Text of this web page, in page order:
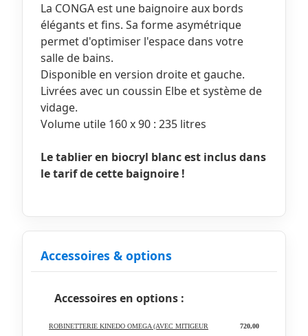
La CONGA est une baignoire aux bords
élégants et fins. Sa forme asymétrique
permet d'optimiser l'espace dans votre
salle de bains.
Disponible en version droite et gauche.
Livrées avec un coussin Elbe et système de
vidage.
Volume utile 160 x 90 : 235 litres
Le tablier en biocryl blanc est inclus dans
le tarif de cette baignoire !
Accessoires & options
Accessoires en options :
ROBINETTERIE KINEDO OMEGA (AVEC MITIGEUR 720,00